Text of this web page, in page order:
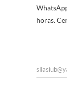
horas.